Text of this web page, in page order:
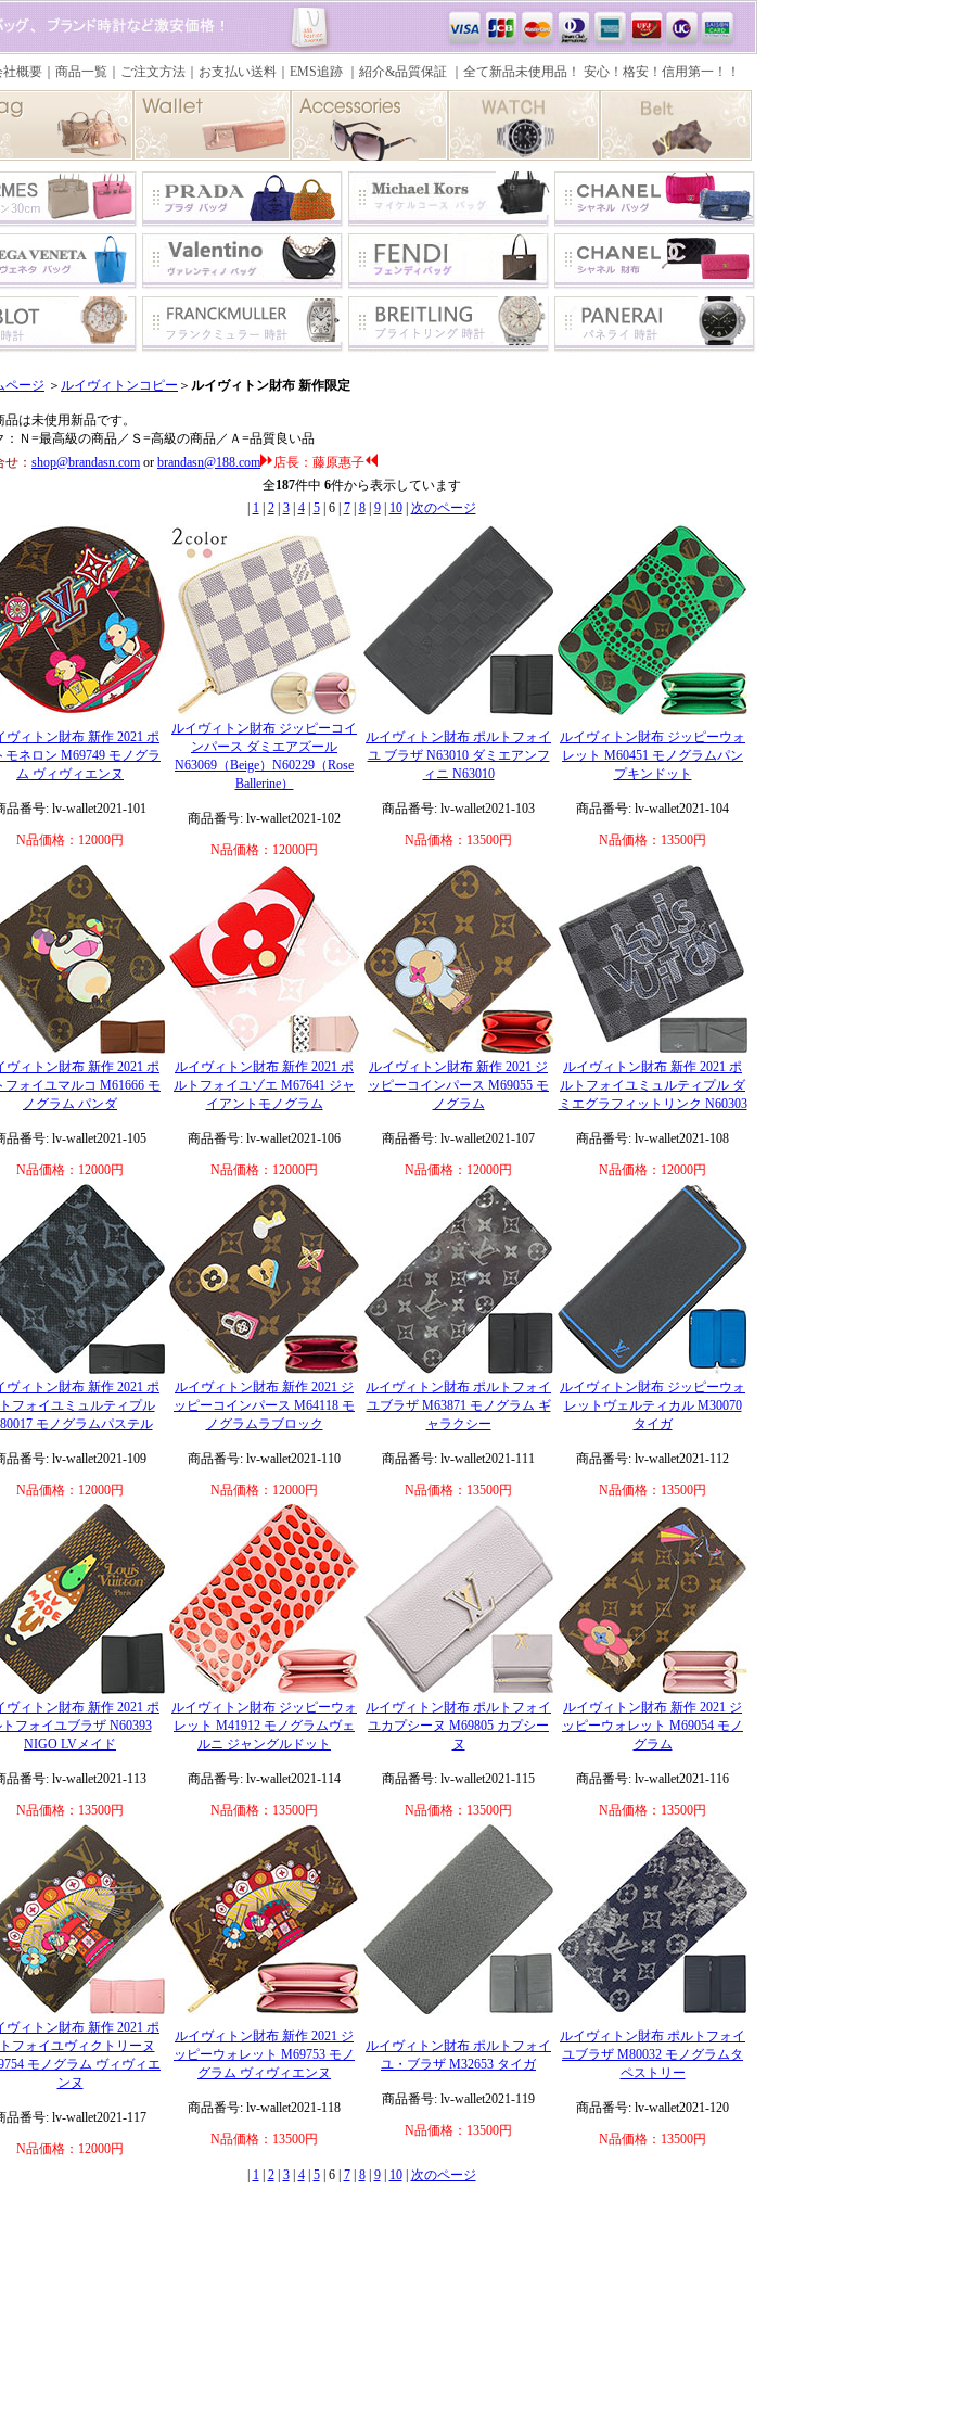
ページ ＞ ルイヴィトンコピー ＞ ルイヴィトン財布 新作限定
品は未使用新品です。
：Ｎ=最高級の商品／Ｓ=高級の商品／Ａ=品質良い品
： shop@brandasn.com or brandasn@188.com
店長：藤原惠子
全187件中 6件から表示しています
1| 2| 3| 4| 5| 6 | 7| 8| 9| 10| 次のページ
ヴィトン財布 新作 2021 ポ
モネロン M69749 モノグラ
ム ヴィヴィエンヌ
品番号: lv-wallet2021-101
N品価格：12000円
ルイヴィトン財布 ジッピーコイ
ンパース ダミエアズール
N63069（Beige）N60229（Rose
Ballerine）
商品番号: lv-wallet2021-102
N品価格：12000円
ルイヴィトン財布 ポルトフォイ
ユ ブラザ N63010 ダミエアンフ
ィニ N63010
商品番号: lv-wallet2021-103
N品価格：13500円
ルイヴィトン財布 ジッピーウォ
レット M60451 モノグラムパン
プキンドット
商品番号: lv-wallet2021-104
N品価格：13500円
ヴィトン財布 新作 2021 ポ
フォイユマルコ M61666 モ
ノグラム パンダ
品番号: lv-wallet2021-105
N品価格：12000円
ルイヴィトン財布 新作 2021 ポ
ルトフォイユゾエ M67641 ジャ
イアントモノグラム
商品番号: lv-wallet2021-106
N品価格：12000円
ルイヴィトン財布 新作 2021 ジ
ッピーコインパース M69055 モ
ノグラム
商品番号: lv-wallet2021-107
N品価格：12000円
ルイヴィトン財布 新作 2021 ポ
ルトフォイユミュルティプル ダ
ミエグラフィットリンク N60303
商品番号: lv-wallet2021-108
N品価格：12000円
ヴィトン財布 新作 2021 ポ
フォイユミュルティプル
モノグラムパステル
品番号: lv-wallet2021-109
N品価格：12000円
ルイヴィトン財布 新作 2021 ジ
ッピーコインパース M64118 モ
ノグラムラブロック
商品番号: lv-wallet2021-110
N品価格：12000円
ルイヴィトン財布 ポルトフォイ
ユブラザ M63871 モノグラム ギ
ャラクシー
商品番号: lv-wallet2021-111
N品価格：13500円
ルイヴィトン財布 ジッピーウォ
レットヴェルティカル M30070
タイガ
商品番号: lv-wallet2021-112
N品価格：13500円
ヴィトン財布 新作 2021 ポ
フォイユブラザ N60393
NIGO LVメイド
品番号: lv-wallet2021-113
N品価格：13500円
ルイヴィトン財布 ジッピーウォ
レット M41912 モノグラムヴェ
ルニ ジャングルドット
商品番号: lv-wallet2021-114
N品価格：13500円
ルイヴィトン財布 ポルトフォイ
ユカプシーヌ M69805 カプシー
ヌ
商品番号: lv-wallet2021-115
N品価格：13500円
ルイヴィトン財布 新作 2021 ジ
ッピーウォレット M69054 モノ
グラム
商品番号: lv-wallet2021-116
N品価格：13500円
ヴィトン財布 新作 2021 ポ
フォイユヴィクトリーヌ
モノグラム ヴィヴィエ
ンヌ
品番号: lv-wallet2021-117
N品価格：12000円
ルイヴィトン財布 新作 2021 ジ
ッピーウォレット M69753 モノ
グラム ヴィヴィエンヌ
商品番号: lv-wallet2021-118
N品価格：13500円
ルイヴィトン財布 ポルトフォイ
ユ・ブラザ M32653 タイガ
商品番号: lv-wallet2021-119
N品価格：13500円
ルイヴィトン財布 ポルトフォイ
ユブラザ M80032 モノグラムタ
ペストリー
商品番号: lv-wallet2021-120
N品価格：13500円
1| 2| 3| 4| 5| 6 | 7| 8| 9| 10| 次のページ